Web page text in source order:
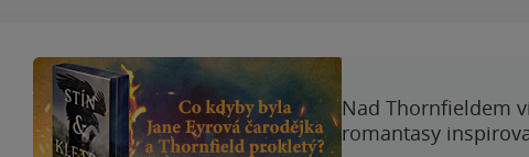
Nad Thornfieldem
romantasy